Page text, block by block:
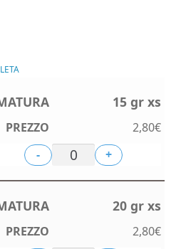
15 gr xs
2,80€
-
+
20 gr xs
2,80€